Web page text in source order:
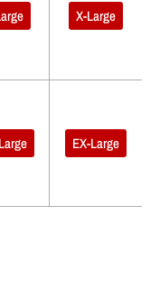
X-Large
EX-Large